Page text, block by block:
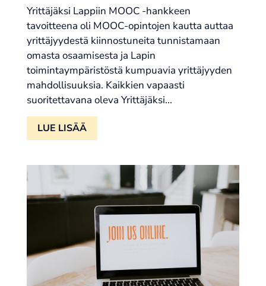
Yrittäjäksi Lappiin MOOC -hankkeen
tavoitteena oli MOOC-opintojen kautta auttaa
yrittäjyydestä kiinnostuneita tunnistamaan
omasta osaamisesta ja Lapin
toimintaympäristöstä kumpuavia yrittäjyyden
mahdollisuuksia. Kaikkien vapaasti
suoritettavana oleva Yrittäjäksi...
LUE LISÄÄ